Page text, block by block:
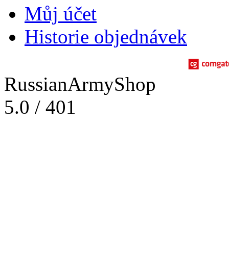
Můj účet
Historie objednávek
RussianArmyShop
5.0 / 401